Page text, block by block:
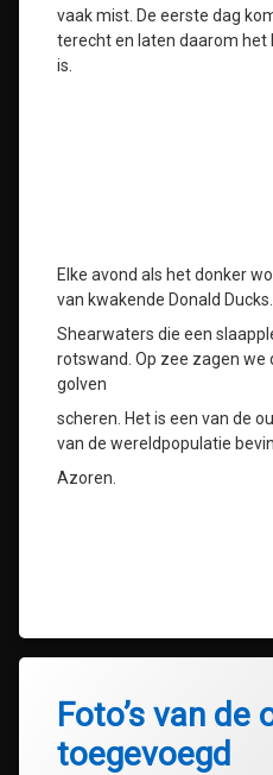
vaak mist. De eerste dag
terecht en laten daarom
is.
Elke avond als het donker
van kwakende Donald
Shearwaters die een
rotswand. Op zee zagen we
golven
scheren. Het is een van de
van de wereldpopulatie
Azoren.
Foto’s van de
toegevoegd